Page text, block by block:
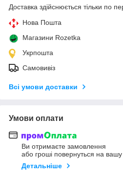
Доставка здійснюється тільки по
Нова Пошта
Магазини Rozetka
Укрпошта
Самовивіз
Всі умови доставки
Умови оплати
Ви отримаєте замовлення
або гроші повернуться на вашу
Детальніше